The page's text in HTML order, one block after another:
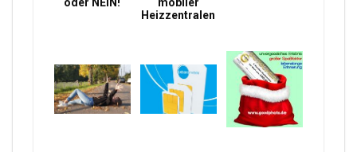
oder NEIN!
mobiler
Heizzentralen